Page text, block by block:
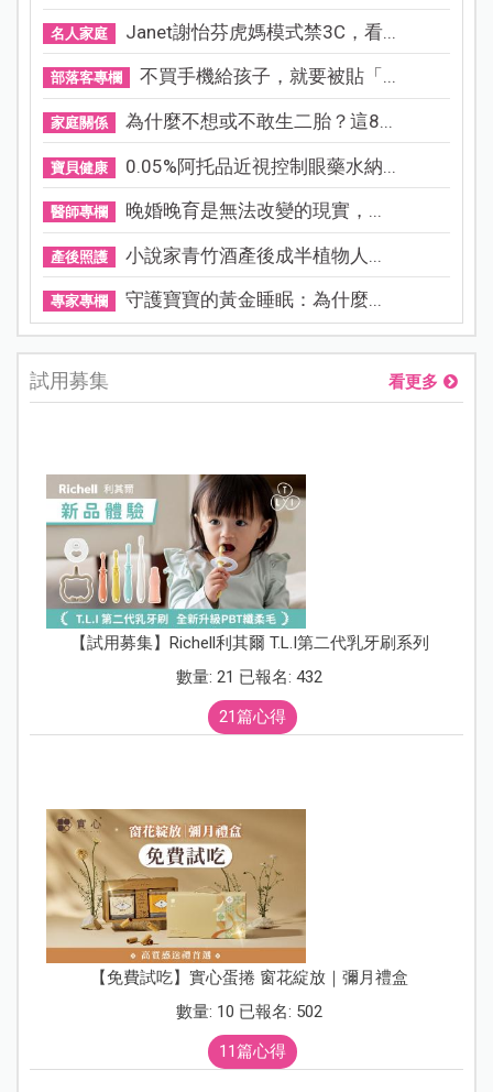
名人家庭 Janet謝怡芬虎媽模式禁3C，看...
部落客專欄 不買手機給孩子，就要被貼「...
家庭關係 為什麼不想或不敢生二胎？這8...
寶貝健康 0.05%阿托品近視控制眼藥水納...
醫師專欄 晚婚晚育是無法改變的現實，...
產後照護 小說家青竹酒產後成半植物人...
專家專欄 守護寶寶的黃金睡眠：為什麼...
試用募集 看更多
【試用募集】Richell利其爾 T.L.I第二代乳牙刷系列
數量: 21 已報名: 432
21篇心得
【免費試吃】實心蛋捲 窗花綻放｜彌月禮盒
數量: 10 已報名: 502
11篇心得